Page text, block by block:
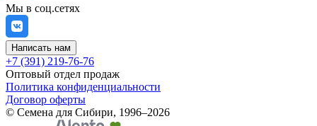
Мы в соц.сетях
Написать нам
+7 (391) 219-76-76
Оптовый отдел продаж
Политика конфиденциальности
Договор оферты
© Семена для Сибири, 1996–2026